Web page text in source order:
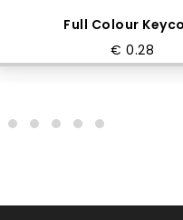
Full Colour
€ 0.28